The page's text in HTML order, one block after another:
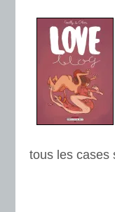
tous les cases